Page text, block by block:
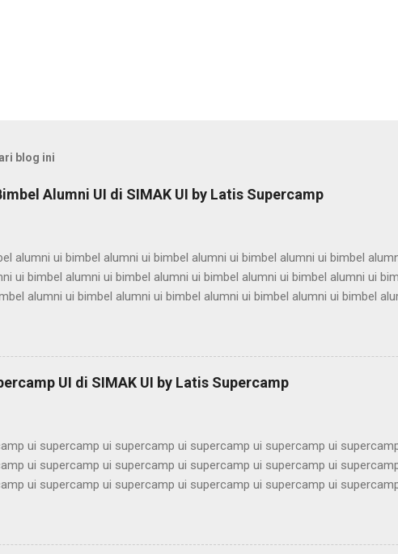
blog ini
Alumni UI di SIMAK UI by Latis Supercamp
alumni ui bimbel alumni ui bimbel alumni ui bimbel alumni ui bimbel
ui bimbel alumni ui bimbel alumni ui bimbel alumni ui bimbel alumni ui
alumni ui bimbel alumni ui bimbel alumni ui bimbel alumni ui bimbel
ui bimbel alumni ui bimbel alumni ui bimbel alumni ui bimbel alumni ui
alumni ui bimbel alumni ui bimbel alumni ui bimbel alumni ui bimbel
alumni ui bimbel alumni ui bimbel alumni ui bimbel alumni ui bimbel
ui bimbel alumni ui bimbel alumni ui bimbel alu...
UI di SIMAK UI by Latis Supercamp
ui supercamp ui supercamp ui supercamp ui supercamp ui
ui supercamp ui supercamp ui supercamp ui supercamp ui
ui supercamp ui supercamp ui supercamp ui supercamp ui
ui supercamp ui supercamp ui supercamp ui supercamp ui
ui supercamp ui supercamp ui supercamp ui supercamp ui